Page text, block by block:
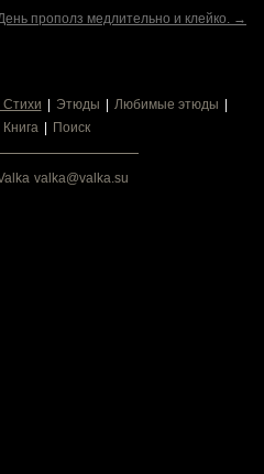
прополз медлительно и клейко. →
Этюды
Любимые этюды
Книга
Поиск
valka@valka.su